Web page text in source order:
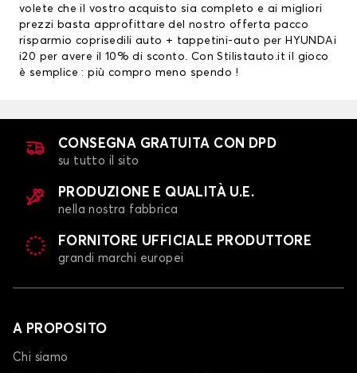
volete che il vostro acquisto sia completo e ai migliori
prezzi basta approfittare del nostro offerta pacco
risparmiocoprisedili auto + tappetini-auto per HYUNDAi
i20 per avere il 10% di sconto. Con Stilistauto.it il gioco
è semplice : più compro meno spendo !
CONSEGNA GRATUITA CON DPD
su tutto il sito
PRODUZIONE E QUALITÀ U.E.
nella nostra fabbrica
FORNITORE UFFICIALE PRODUTTORE
grandi marchi europei
A PROPOSITO
Chi siamo